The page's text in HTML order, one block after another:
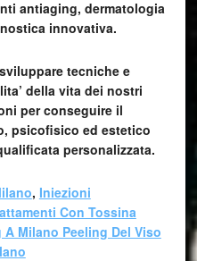
antiaging, dermatologia
innovativa.
tecniche e
della vita dei nostri
per conseguire il
psicofisico ed estetico
personalizzata.
, Iniezioni
Con Tossina
A Milano Peeling Del Viso